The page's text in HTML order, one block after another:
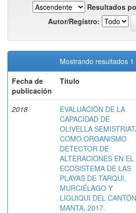
Resultados
Autor/Registro:
Mostrando resultados 1
Fecha de
publicación
Título
2018
EVALUACIÓN DE LA
CAPACIDAD DE
OLIVELLA
COMO ORGANISMO
DETECTOR DE
ALTERACIONES EN EL
ECOSISTEMA DE LAS
PLAYAS DE TARQUI,
MURCIÉLAGO Y
LIGUIQUI DEL CANTÓN
MANTA, 2017.